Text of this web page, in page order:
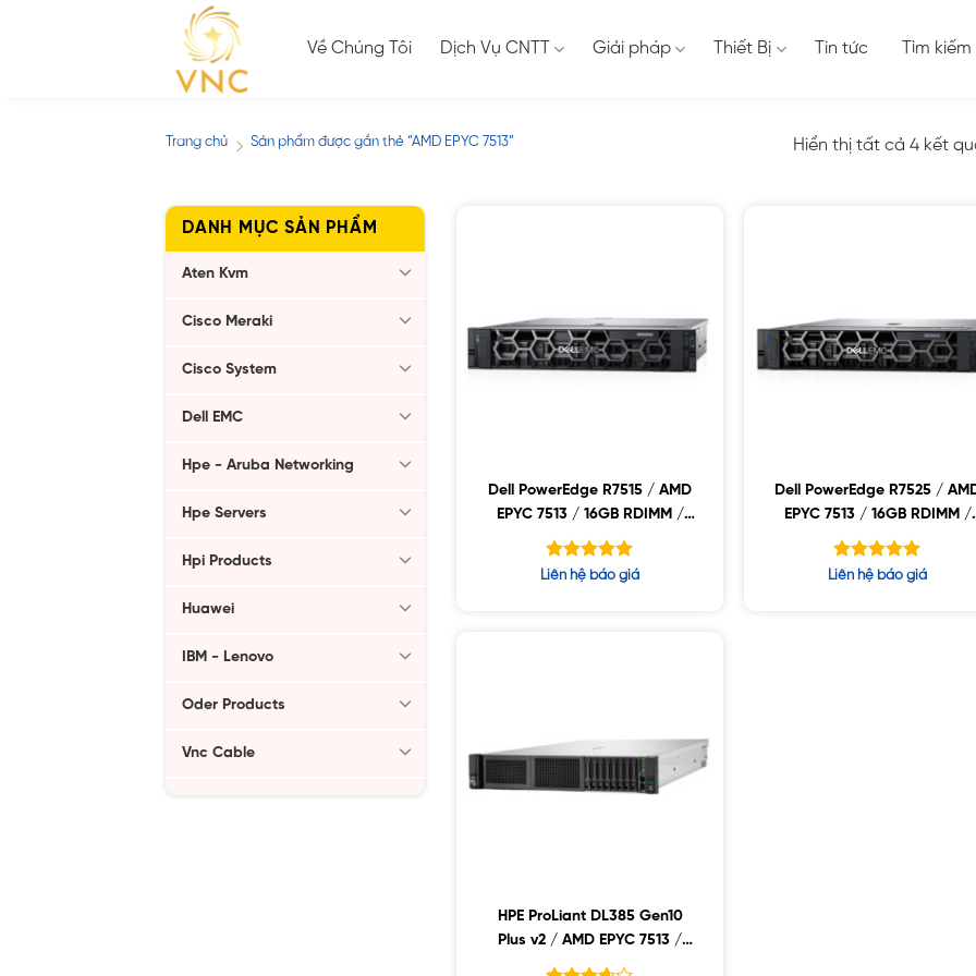
Về Chúng Tôi Dịch Vụ CNTT Giải pháp Thiết Bị Tin tức Tìm kiếm
Trang chủ / Sản phẩm được gắn thẻ “AMD EPYC 7513” Hiển thị tất cả 4 kết
DANH MỤC SẢN PHẨM
Aten Kvm
Cisco Meraki
Cisco System
Dell EMC
Hpe - Aruba Networking
Hpe Servers
Hpi Products
Huawei
IBM - Lenovo
Oder Products
Vnc Cable
Dell PowerEdge R7515 / AMD
EPYC 7513 / 16GB RDIMM /
2x480GB SSD / PW 750W
Được xếp
Liên hệ báo giá
Dell PowerEdge R7525 /
EPYC 7513 / 16GB RDIMM /
2x480GB SSD / PW 1400W
Được xếp
Liên hệ báo giá
HPE ProLiant DL385 Gen10
Plus v2 / AMD EPYC 7513 /
32GB-RDIMMs / 8SFF / 800W